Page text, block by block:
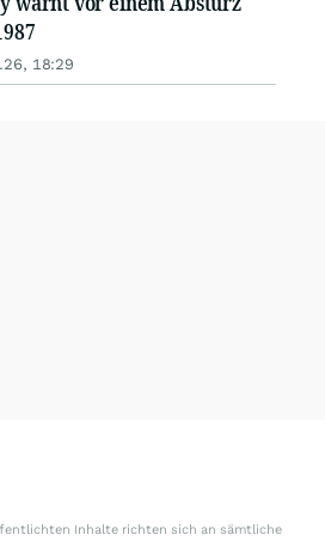
18:29
Inhalte richten sich an sämtliche